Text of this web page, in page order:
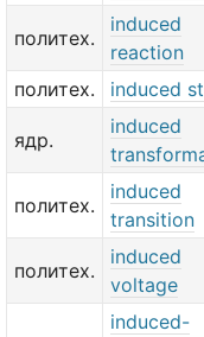
политех.
induced
reaction
политех. induced
ядр.
induced
политех.
induced
transition
политех.
induced
voltage
induced-